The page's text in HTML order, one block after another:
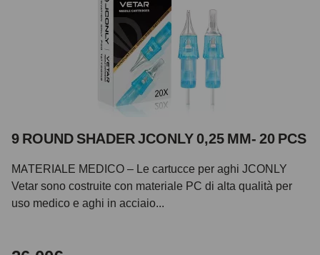
9 ROUND SHADER JCONLY 0,25 MM- 20 PCS
MATERIALE MEDICO – Le cartucce per aghi JCONLY
Vetar sono costruite con materiale PC di alta qualità per
uso medico e aghi in acciaio...